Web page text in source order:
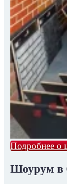
Подробнее о
Шоурум в